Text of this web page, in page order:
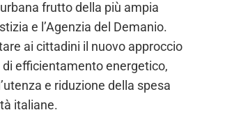
frutto della più ampia
e l’Agenzia del Demanio.
ai cittadini il nuovo approccio
di efficientamento energetico,
e riduzione della spesa
italiane.